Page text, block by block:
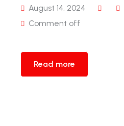
August 14, 2024
Comment off
Read more